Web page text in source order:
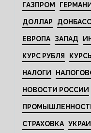
ГАЗПРОМ
ДОЛЛАР ДОНБАСС
ЕВРОПА ЗАПАД
КУРС РУБЛЯ
НАЛОГИ
НОВОСТИ РОССИИ
СТРАХОВКА